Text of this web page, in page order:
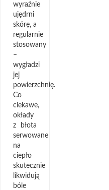
wyraźnie
ujędrni
skórę, a
regularnie
stosowany
–
wygładzi
jej
powierzchnię.
Co
ciekawe,
okłady
z błota
serwowane
na
ciepło
skutecznie
likwidują
bóle